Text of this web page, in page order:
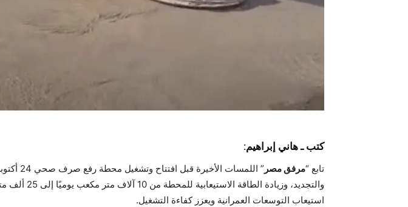
كتب ـ هاني إبراهيم:
تابع “مرفق مصر
” اللمسات
والتجديد، وزيادة
استيعاب التوسعات العمرانية ويعزز كفاءة التشغيل.